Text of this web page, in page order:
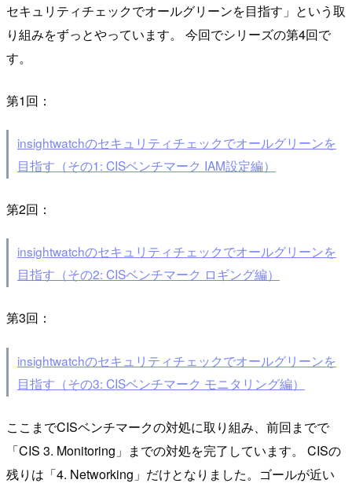
セキュリティチェックでオールグリーンを目指す」という取
り組みをずっとやっています。 今回でシリーズの第4回で
す。
第1回：
insightwatchのセキュリティチェックでオールグリーンを
目指す（その1: CISベンチマーク IAM設定編）
第2回：
insightwatchのセキュリティチェックでオールグリーンを
目指す（その2: CISベンチマーク ロギング編）
第3回：
insightwatchのセキュリティチェックでオールグリーンを
目指す（その3: CISベンチマーク モニタリング編）
ここまでCISベンチマークの対処に取り組み、前回までで
「CIS 3. Monitoring」までの対処を完了しています。 CISの
残りは「4. Networking」だけとなりました。ゴールが近い